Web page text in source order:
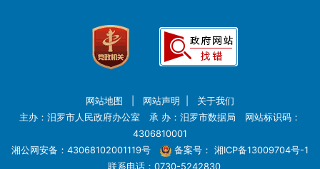
网站地图 网站声明
关于我们
主办：汨罗市人民政府办公室 承 办：汨罗市数据局 网站标识码：
4306810001
湘公网安备：43068102001119号
备案号： 湘ICP备13009704号-1
联系电话：0730-5242830